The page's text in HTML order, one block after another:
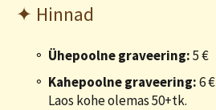
✦ Hinnad
Ühepoolne graveering:5 €
Kahepoolne graveering:6 €
Laos kohe olemas 50+tk.